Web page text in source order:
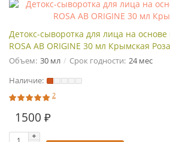
Детокс-сыворотка для лица на
ROSA AB ORIGINE 30 мл Крымская Роза
Объем: 30 мл Срок годности: 24 мес
Наличие:
2
1500 ₽